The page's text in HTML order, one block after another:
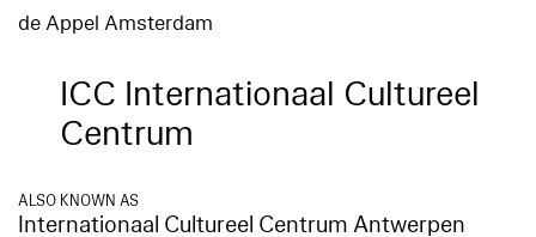
de Appel Amsterdam
ICC Internationaal Cultureel
Centrum
ALSO KNOWN AS
Internationaal Cultureel Centrum Antwerpen